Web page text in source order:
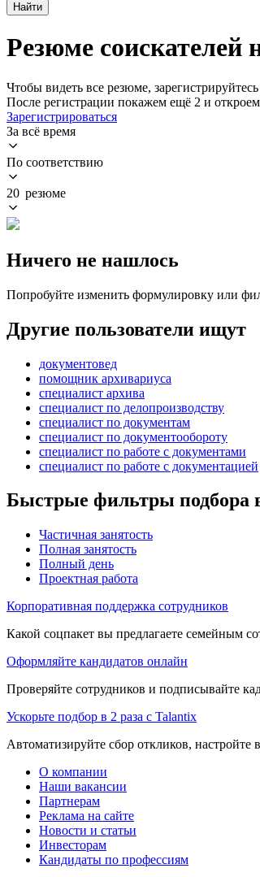
Найти
Резюме соискателей
Чтобы видеть все резюме, зарегистрируйтесь
После регистрации покажем ещё 2 и
Зарегистрироваться
За всё время
По соответствию
20 резюме
Ничего не нашлось
Попробуйте изменить формулировку или
Другие пользователи ищут
документовед
помощник архивариуса
специалист архива
специалист по делопроизводству
специалист по документам
специалист по документообороту
специалист по работе с документами
специалист по работе с документацией
Быстрые фильтры подбора
Частичная занятость
Полная занятость
Полный день
Проектная работа
Корпоративная поддержка сотрудников
Какой соцпакет вы предлагаете семейным
Оформляйте кандидатов онлайн
Проверяйте сотрудников и подписывайте
Ускорьте подбор в 2 раза с Talantix
Автоматизируйте сбор откликов, настройте
О компании
Наши вакансии
Партнерам
Реклама на сайте
Новости и статьи
Инвесторам
Кандидаты по профессиям